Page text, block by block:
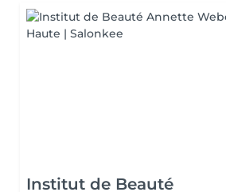
Institut de Beauté